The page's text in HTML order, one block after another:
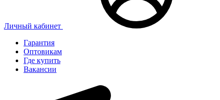
Личный кабинет
Гарантия
Оптовикам
Где купить
Вакансии